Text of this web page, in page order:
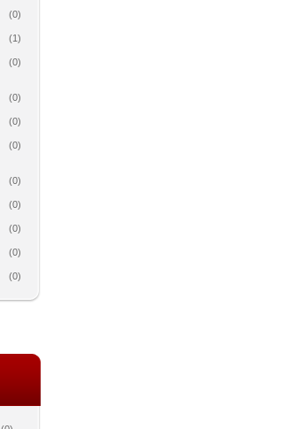
(0)
(1)
(0)
(0)
(0)
(0)
(0)
(0)
(0)
(0)
(0)